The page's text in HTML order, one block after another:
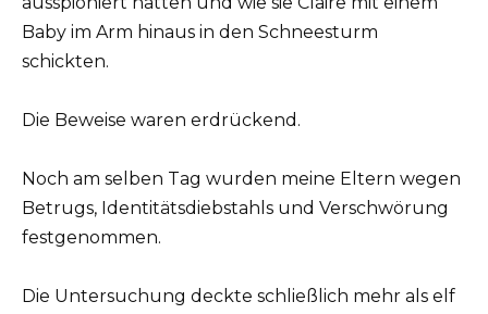
Baby im Arm hinaus in den Schneesturm
schickten.
Die Beweise waren erdrückend.
Noch am selben Tag wurden meine Eltern wegen
Betrugs, Identitätsdiebstahls und Verschwörung
festgenommen.
Die Untersuchung deckte schließlich mehr als elf